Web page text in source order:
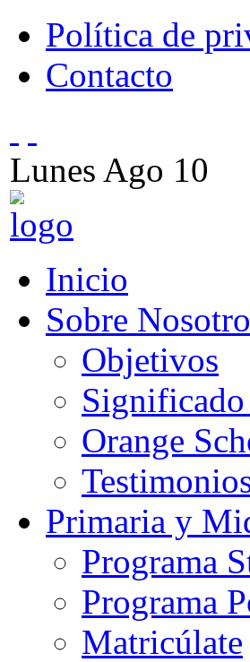
Política de
Contacto
Lunes Ago 10
Inicio
Sobre
Objetivos
Significado
Orange
Primaria y
Programa
Programa
Matricúlate